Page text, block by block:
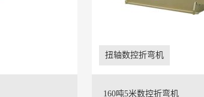
扭轴数控折弯机
160吨5米数控折弯机